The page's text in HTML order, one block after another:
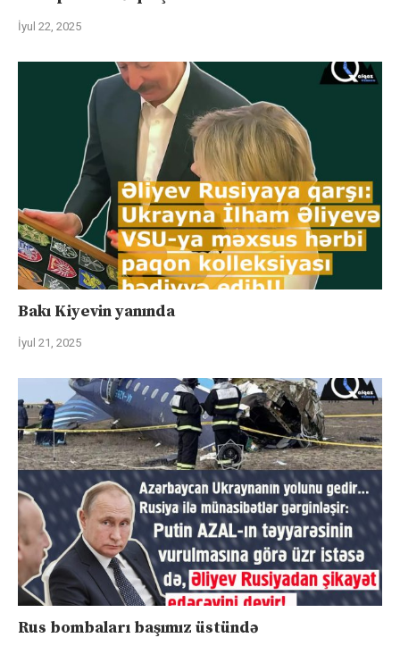
İyul 22, 2025
Bakı Kiyevin yanında
İyul 21, 2025
Rus bombaları başımız üstündə